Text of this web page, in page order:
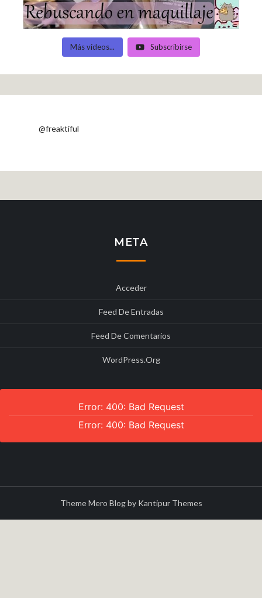
Más vídeos... Subscribirse
@freaktiful
META
Acceder
Feed De Entradas
Feed De Comentarios
WordPress.org
Error: 400: Bad Request
Error: 400: Bad Request
Theme Mero Blog by Kantipur Themes